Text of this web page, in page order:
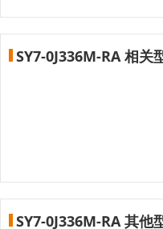
SY7-0J336M-RA 相关
SY7-0J336M-RA 其他